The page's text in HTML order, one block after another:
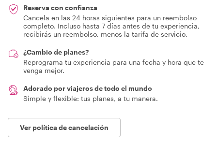
Reserva con confianza
Cancela en las 24 horas siguientes para un reembolso
completo. Incluso hasta 7 días antes de tu experiencia,
recibirás un reembolso, menos la tarifa de servicio.
¿Cambio de planes?
Reprograma tu experiencia para una fecha y hora que te
venga mejor.
Adorado por viajeros de todo el mundo
Simple y flexible: tus planes, a tu manera.
Ver política de cancelación